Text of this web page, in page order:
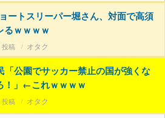
ートスリーパー堀さん、対面で高須
るｗｗｗｗ
オタク
「公園でサッカー禁止の国が強くな
！」←これｗｗｗｗ
オタク